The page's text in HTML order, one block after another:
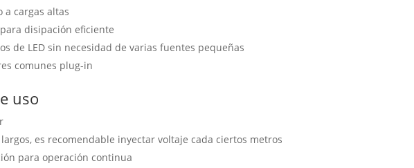
a cargas altas
disipación eficiente
de LED sin necesidad de varias fuentes pequeñas
comunes plug-in
uso
es recomendable inyectar voltaje cada ciertos metros
para operación continua